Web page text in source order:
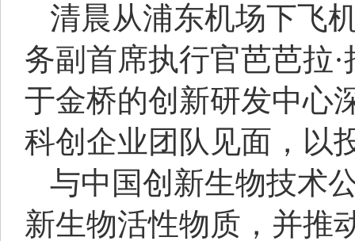
清晨从浦东机场下飞
务副首席执行官芭芭拉
于金桥的创新研发中心
科创企业团队见面，以
与中国创新生物技术
新生物活性物质，并推